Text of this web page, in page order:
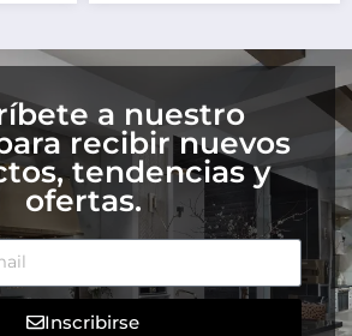
a nuestro
recibir nuevos
tendencias y
ofertas.
Inscribirse